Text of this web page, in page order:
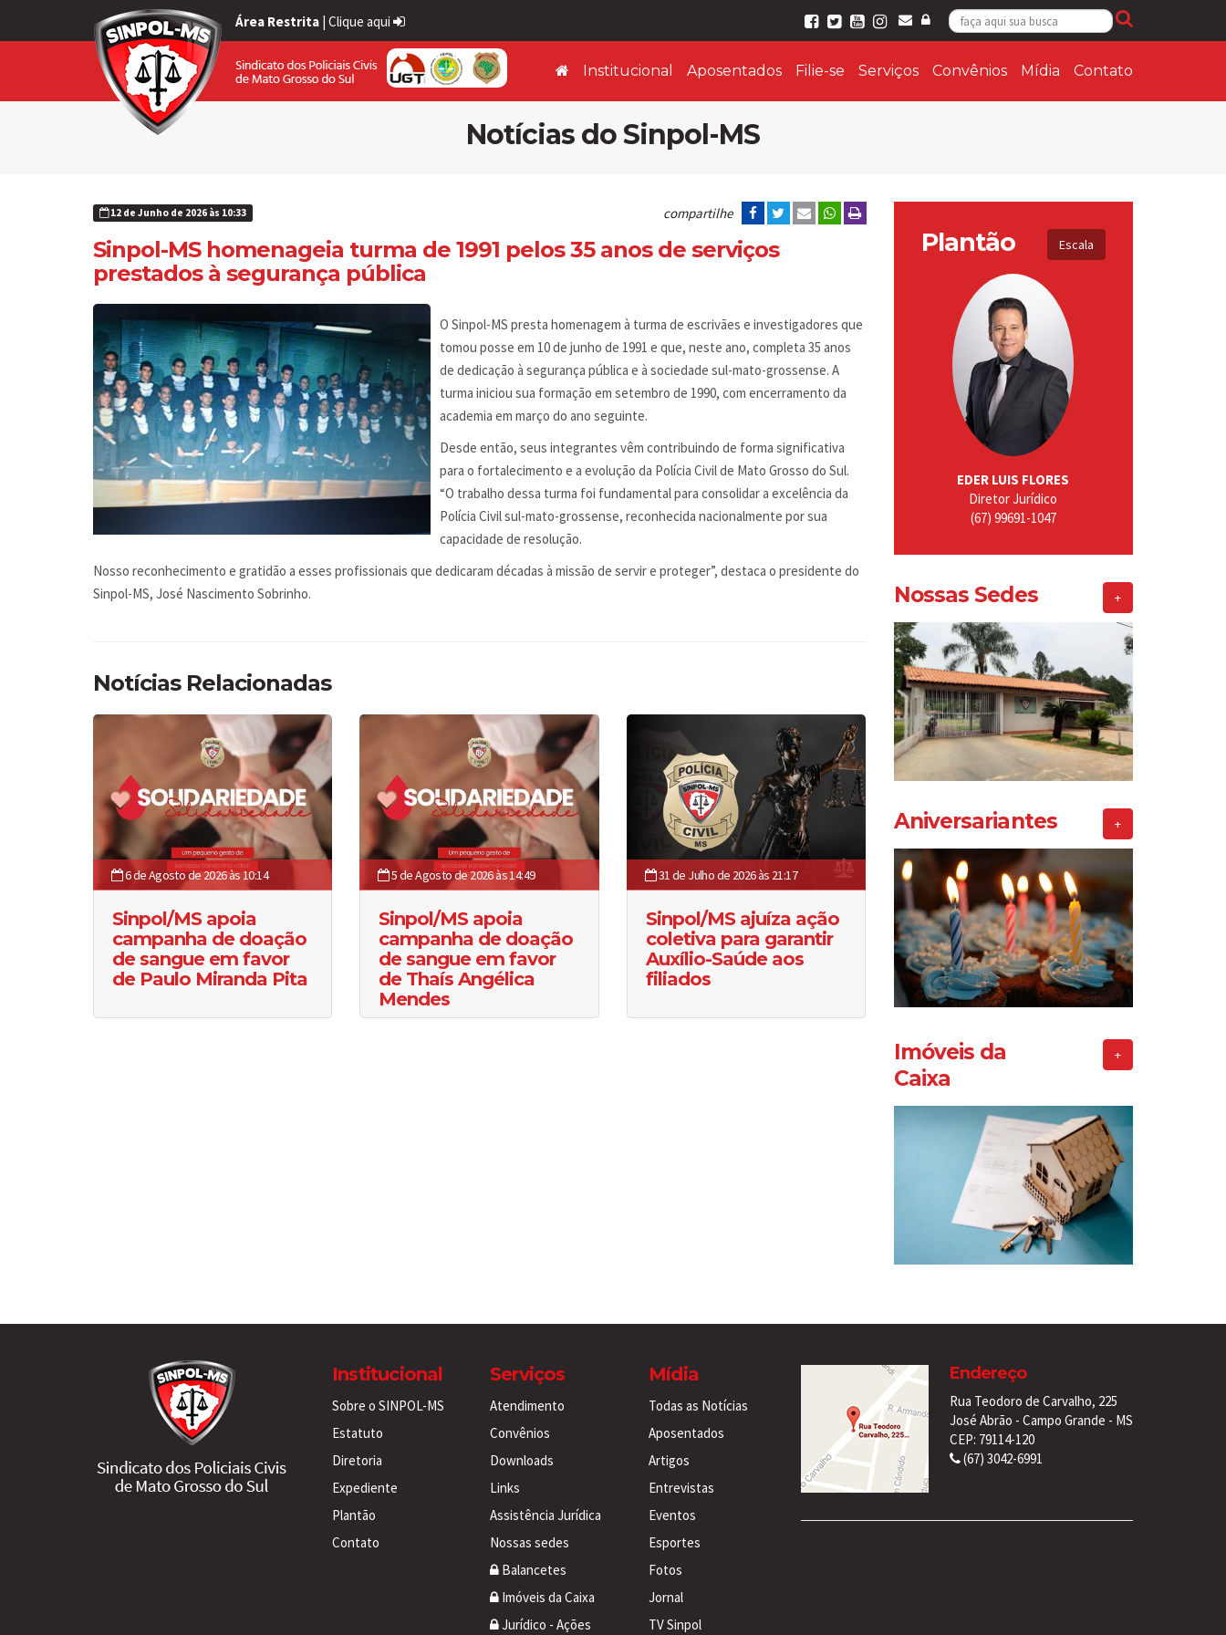
Área Restrita | Clique aqui
Institucional Aposentados Filie-se Serviços Convênios Mídia Contato
Notícias do Sinpol-MS
12 de Junho de 2026 às 10:33 compartilhe
Sinpol-MS homenageia turma de 1991 pelos 35 anos de serviços
prestados à segurança pública
O Sinpol-MS presta homenagem à turma de escrivães e investigadores que
tomou posse em 10 de junho de 1991 e que, neste ano, completa 35 anos
de dedicação à segurança pública e à sociedade sul-mato-grossense. A
turma iniciou sua formação em setembro de 1990, com encerramento da
academia em março do ano seguinte.
Desde então, seus integrantes vêm contribuindo de forma significativa
para o fortalecimento e a evolução da Polícia Civil de Mato Grosso do Sul.
“O trabalho dessa turma foi fundamental para consolidar a excelência da
Polícia Civil sul-mato-grossense, reconhecida nacionalmente por sua
capacidade de resolução.
Nosso reconhecimento e gratidão a esses profissionais que dedicaram décadas à missão de servir e proteger”, destaca o presidente do
Sinpol-MS, José Nascimento Sobrinho.
Notícias Relacionadas
6 de Agosto de 2026 às 10:14
Sinpol/MS apoia
campanha de doação
de sangue em favor
de Paulo Miranda Pita
5 de Agosto de 2026 às 14:49
Sinpol/MS apoia
campanha de doação
de sangue em favor
de Thaís Angélica
Mendes
31 de Julho de 2026 às 21:17
Sinpol/MS ajuíza ação
coletiva para garantir
Auxílio-Saúde aos
filiados
Plantão Escala
EDER LUIS FLORES
Diretor Jurídico
(67) 99691-1047
Nossas Sedes +
Aniversariantes +
Imóveis da
Caixa
+
Institucional
Sobre o SINPOL-MS
Estatuto
Diretoria
Expediente
Plantão
Contato
Serviços
Atendimento
Convênios
Downloads
Links
Assistência Jurídica
Nossas sedes
Balancetes
Imóveis da Caixa
Jurídico - Ações
Mídia
Todas as Notícias
Aposentados
Artigos
Entrevistas
Eventos
Esportes
Fotos
Jornal
TV Sinpol
Endereço
Rua Teodoro de Carvalho, 225
José Abrão - Campo Grande - MS
CEP: 79114-120
(67) 3042-6991